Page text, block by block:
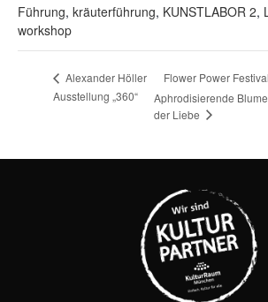
Führung, kräuterführung, KUNSTLABOR 2,
workshop
Alexander Höller
Ausstellung „360“
Flower Power
Aphrodisierende
der Liebe